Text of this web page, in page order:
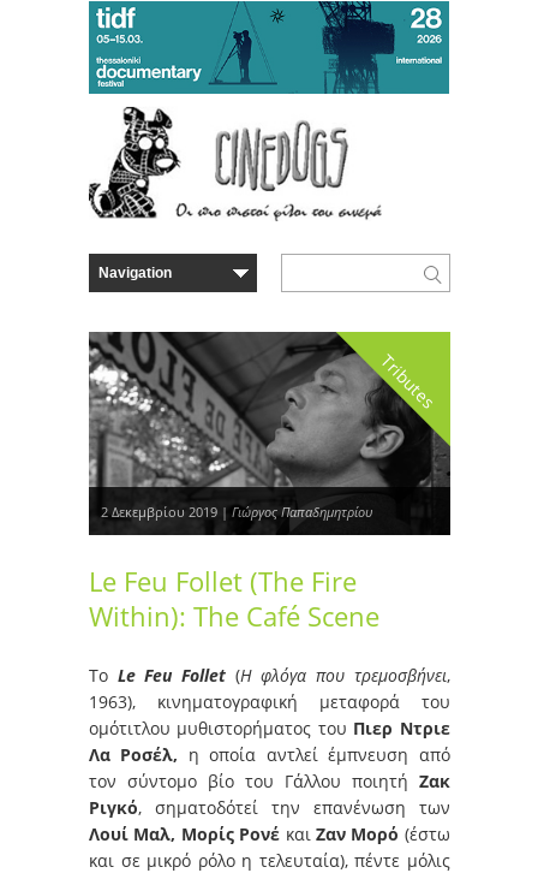
Tributes
2 Δεκεμβρίου 2019 | Γιώργος Παπαδημητρίου
Le Feu Follet (The Fire
Within): The Café Scene
Το Le Feu Follet (Η φλόγα που τρεμοσβήνει,
1963), κινηματογραφική μεταφορά του
ομότιτλου μυθιστορήματος του Πιερ Ντριε
Λα Ροσέλ, η οποία αντλεί έμπνευση από
τον σύντομο βίο του Γάλλου ποιητή Ζακ
Ριγκό, σηματοδότεί την επανένωση των
Λουί Μαλ, Μορίς Ρονέ και Ζαν Μορό (έστω
και σε μικρό ρόλο η τελευταία), πέντε μόλις